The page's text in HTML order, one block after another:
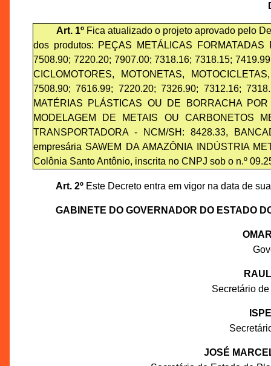
Art. 1ºFica atualizado o projeto aprovado pelo
dos produtos: PEÇAS METÁLICAS
7508.90; 7220.20; 7907.00; 7318.16; 7318.15;
CICLOMOTORES, MOTONETAS,
7508.90; 7616.99; 7220.20; 7326.90; 7312.16;
MATÉRIAS PLÁSTICAS OU DE BORRACHA
MODELAGEM DE METAIS OU CARBONETOS
TRANSPORTADORA - NCM/SH: 8428.33,
empresária SAWEM DA AMAZÔNIA INDÚSTRIA
Colônia Santo Antônio, inscrita no CNPJ sob o n.º
Art. 2ºEste Decreto entra em vigor na data de
GABINETE DO GOVERNADOR DO ESTADO
Secretário
JOSÉ